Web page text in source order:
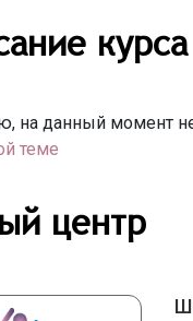
курса
на данный момент
теме
центр